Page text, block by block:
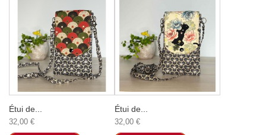
Étui de...
32,00 €
Étui de...
32,00 €